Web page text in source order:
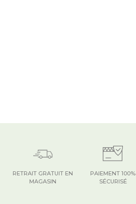
PAIEMENT 100%
SÉCURISÉ
RETRAIT GRATUIT EN
MAGASIN